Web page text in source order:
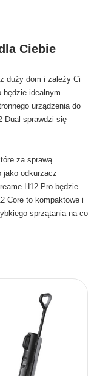
Ciebie
duży dom i zależy Ci
idealnym
urządzenia do
Dual sprawdzi się
za sprawą
jako odkurzacz
H12 Pro będzie
Core to kompaktowe i
sprzątania na co